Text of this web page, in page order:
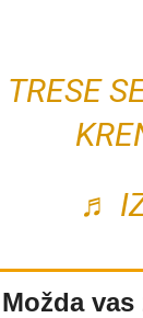
TRESE
♬
Možda